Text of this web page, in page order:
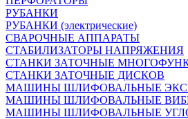
РУБАНКИ
РУБАНКИ (электрические)
СВАРОЧНЫЕ АППАРАТЫ
СТАБИЛИЗАТОРЫ НАПРЯЖЕНИЯ
СТАНКИ ЗАТОЧНЫЕ
СТАНКИ ЗАТОЧНЫЕ ДИСКОВ
МАШИНЫ ШЛИФОВАЛЬНЫЕ
МАШИНЫ ШЛИФОВАЛЬНЫЕ
МАШИНЫ ШЛИФОВАЛЬНЫЕ